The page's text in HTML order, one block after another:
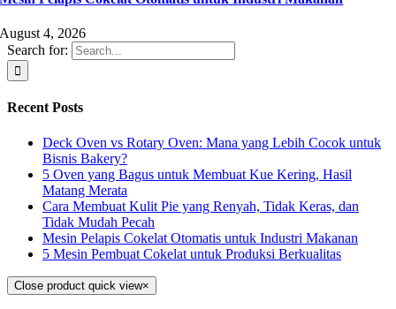
August 4, 2026
Search for:
Recent Posts
Deck Oven vs Rotary Oven: Mana yang Lebih Cocok untuk
Bisnis Bakery?
5 Oven yang Bagus untuk Membuat Kue Kering, Hasil
Matang Merata
Cara Membuat Kulit Pie yang Renyah, Tidak Keras, dan
Tidak Mudah Pecah
Mesin Pelapis Cokelat Otomatis untuk Industri Makanan
5 Mesin Pembuat Cokelat untuk Produksi Berkualitas
Close product quick view×